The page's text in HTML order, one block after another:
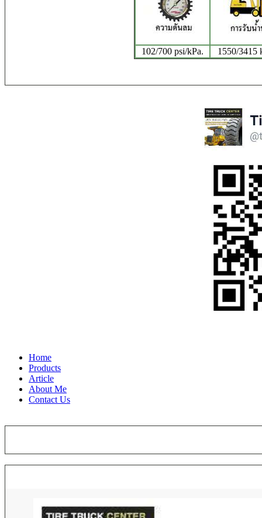
102/700 psi/kPa. 1550/3415
Home
Products
Article
About Me
Contact Us